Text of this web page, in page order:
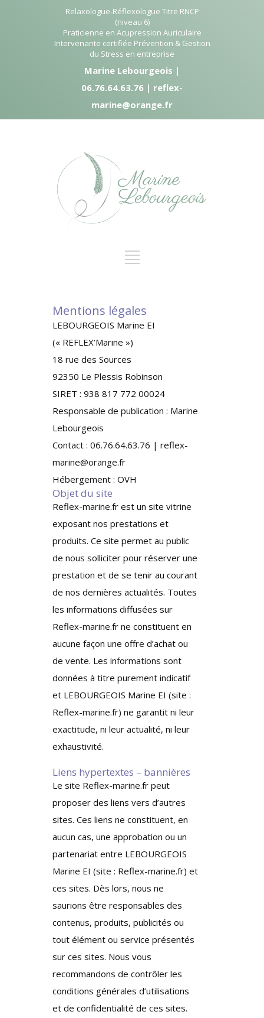
Relaxologue-Réflexologue Titre RNCP
(niveau 6)
Praticienne en Acupression Auriculaire
Intervenante certifiée Prévention & Gestion
du Stress en entreprise
Marine Lebourgeois |
06.76.64.63.76 | reflex-
marine@orange.fr
Mentions légales
LEBOURGEOIS Marine EI
(« REFLEX’Marine »)
18 rue des Sources
92350 Le Plessis Robinson
SIRET : 938 817 772 00024
Responsable de publication : Marine
Lebourgeois
Contact : 06.76.64.63.76 | reflex-
marine@orange.fr
Hébergement : OVH
Objet du site
Reflex-marine.fr est un site vitrine
exposant nos prestations et
produits. Ce site permet au public
de nous solliciter pour réserver une
prestation et de se tenir au courant
de nos dernières actualités. Toutes
les informations diffusées sur
Reflex-marine.fr ne constituent en
aucune façon une offre d’achat ou
de vente. Les informations sont
données à titre purement indicatif
et LEBOURGEOIS Marine EI (site :
Reflex-marine.fr) ne garantit ni leur
exactitude, ni leur actualité, ni leur
exhaustivité.
Liens hypertextes – bannières
Le site Reflex-marine.fr peut
proposer des liens vers d’autres
sites. Ces liens ne constituent, en
aucun cas, une approbation ou un
partenariat entre LEBOURGEOIS
Marine EI (site : Reflex-marine.fr) et
ces sites. Dès lors, nous ne
saurions être responsables des
contenus, produits, publicités ou
tout élément ou service présentés
sur ces sites. Nous vous
recommandons de contrôler les
conditions générales d’utilisations
et de confidentialité de ces sites.